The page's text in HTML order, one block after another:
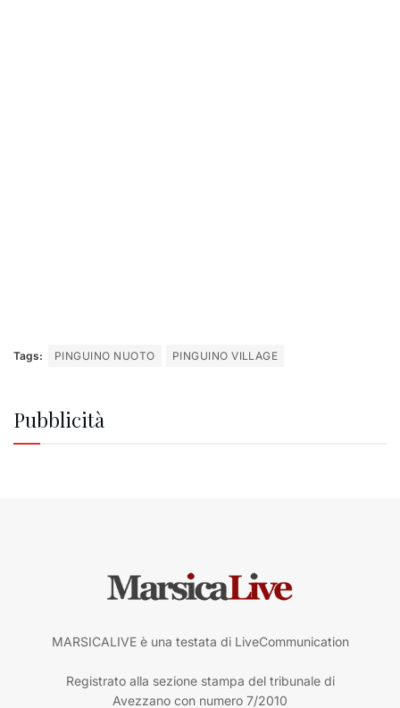
Tags: PINGUINO NUOTO PINGUINO VILLAGE
Pubblicità
MARSICALIVE è una testata di LiveCommunication
Registrato alla sezione stampa del tribunale di
Avezzano con numero 7/2010